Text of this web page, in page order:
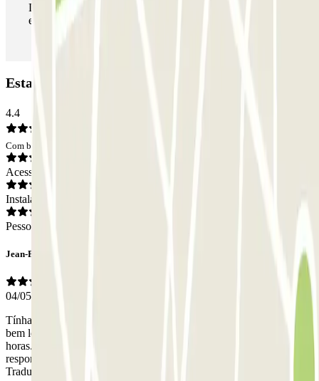
Durante a sua estadia, pode entrar e sair do parque de
estacionamento as vezes que quiser.
Estacionamento SABA Plaza España: Opiniões
4.4
Com base em 9 opiniões
Acesso
Instalações
Pessoal
Jean-François
04/05/2026
Tínhamos reservado um lugar por 13 dias. O estacionamento está
bem localizado, com lugares suficientemente largos e acesso 24
horas. Havia sempre alguém, ao vivo ou no intercomunicador, para
responder às nossas perguntas. E a tarifa é bastante correta
Traduzido com IA